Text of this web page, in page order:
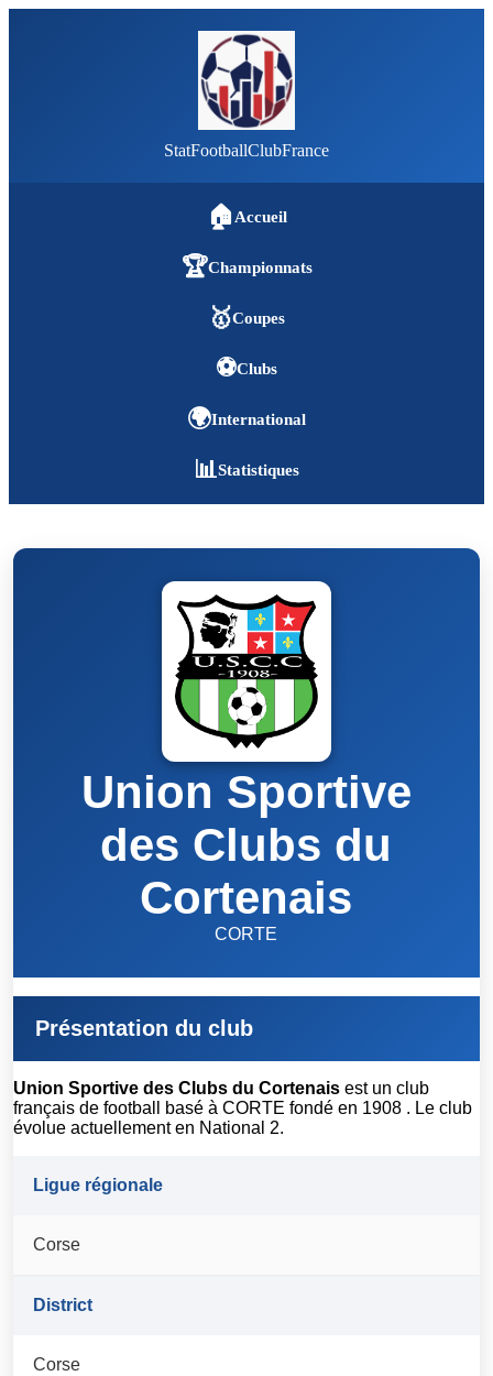
StatFootballClubFrance
🏠 Accueil
🏆Championnats
🥇Coupes
⚽Clubs
🌍International
📊Statistiques
Union Sportive
des Clubs du
Cortenais
CORTE
Présentation du club
Union Sportive des Clubs du Cortenais est un club
français de football basé à CORTE fondé en 1908 . Le club
évolue actuellement en National 2.
Ligue régionale
Corse
District
Corse